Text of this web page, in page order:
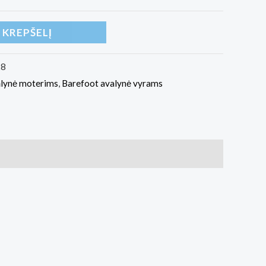
KREPŠELĮ
moterims, Barefoot avalynė vyrams